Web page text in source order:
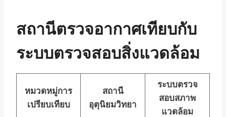
สถานีตรวจอากาศเทียบกับ
ระบบตรวจสอบสิ่งแวดล้อม
หมวดหมู่การ
เปรียบเทียบ
สถานี
อุตุนิยมวิทยา
ระบบตรวจ
สอบสภาพ
แวดล้อม